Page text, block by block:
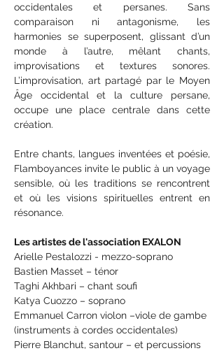
occidentales et persanes. Sans
comparaison ni antagonisme, les
harmonies se superposent, glissant d’un
monde à l’autre, mêlant chants,
improvisations et textures sonores.
L’improvisation, art partagé par le Moyen
Âge occidental et la culture persane,
occupe une place centrale dans cette
création.
Entre chants, langues inventées et poésie,
Flamboyances invite le public à un voyage
sensible, où les traditions se rencontrent
et où les visions spirituelles entrent en
résonance.
Les artistes de l'association EXALON
Arielle Pestalozzi - mezzo-soprano
Bastien Masset – ténor
Taghi Akhbari – chant soufi
Katya Cuozzo – soprano
Emmanuel Carron violon –viole de gambe
(instruments à cordes occidentales)
Pierre Blanchut, santour – et percussions